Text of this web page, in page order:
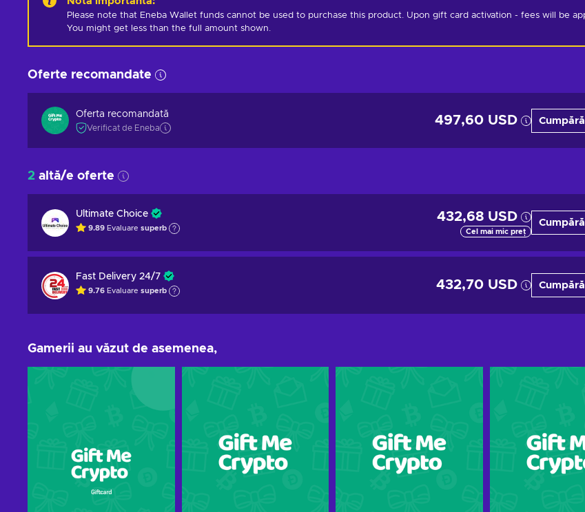
Please note that Eneba Wallet funds cannot be used to purchase this product. Upon gift card activation - fees will be
You might get less than the full amount shown.
Oferte recomandate
Oferta recomandată
Verificat de Eneba
497,60 USD
2 altă/e oferte
Ultimate Choice
9.89 Evaluare superb
432,68 USD
Cel mai mic preț
Fast Delivery 24/7
9.76 Evaluare superb 432,70 USD
Gamerii au văzut de asemenea,